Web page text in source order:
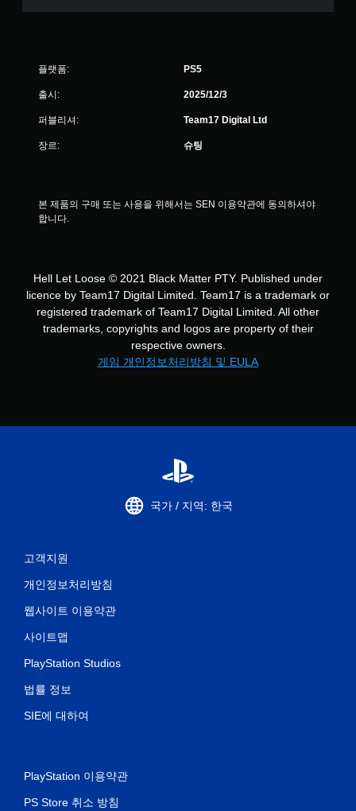
플랫폼: PS5
출시: 2025/12/3
퍼블리셔: Team17 Digital Ltd
장르: 슈팅
본 제품의 구매 또는 사용을 위해서는 SEN 이용약관에 동의하셔야
합니다.
Hell Let Loose © 2021 Black Matter PTY. Published under
licence by Team17 Digital Limited. Team17 is a trademark or
registered trademark of Team17 Digital Limited. All other
trademarks, copyrights and logos are property of their
respective owners.
게임 개인정보처리방침 및 EULA
국가 / 지역: 한국
고객지원
개인정보처리방침
웹사이트 이용약관
사이트맵
PlayStation Studios
법률 정보
SIE에 대하여
PlayStation 이용약관
PS Store 취소 방침